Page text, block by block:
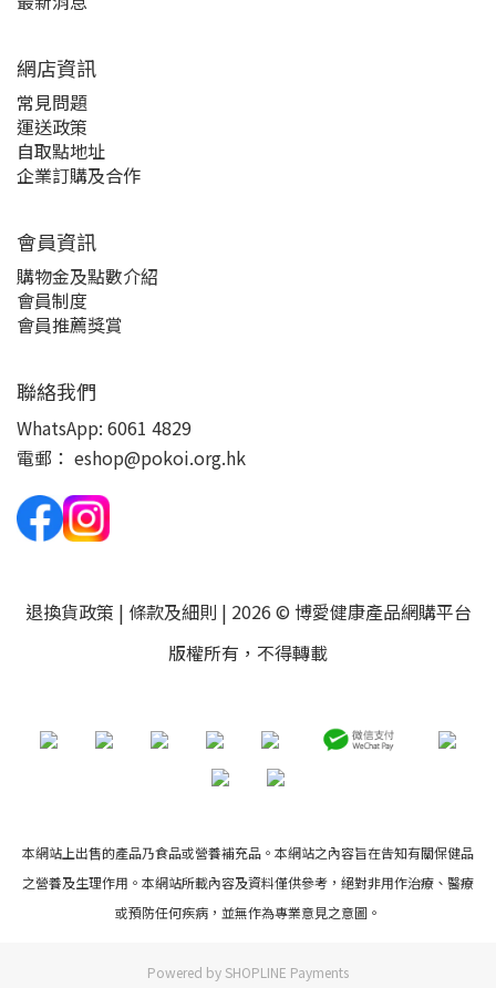
網店資訊
常見問題
運送政策
自取點地址
企業訂購及合作
會員資訊
購物金及點數介紹
會員制度
會員推薦獎賞
聯絡我們
WhatsApp: 6061 4829
電郵： eshop@pokoi.org.hk
退換貨政策 | 條款及細則 | 2026 © 博愛健康產品網購平台
版權所有，不得轉載
本網站上出售的產品乃食品或營養補充品。本網站之內容旨在告知有關保健品
之營養及生理作用。本網站所載內容及資料僅供參考，絕對非用作治療、醫療
或預防任何疾病，並無作為專業意見之意圖。
Powered by SHOPLINE Payments